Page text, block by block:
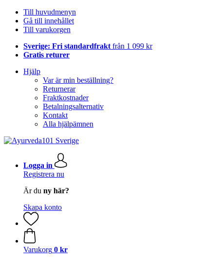
Till huvudmenyn
Gå till innehållet
Till varukorgen
Sverige: Fri standardfrakt från 1 099 kr
Gratis returer
Hjälp
Var är min beställning?
Returnerar
Fraktkostnader
Betalningsalternativ
Kontakt
Alla hjälpämnen
Logga in
Registrera nu
Är du ny här?
Skapa konto
Varukorg 0 kr